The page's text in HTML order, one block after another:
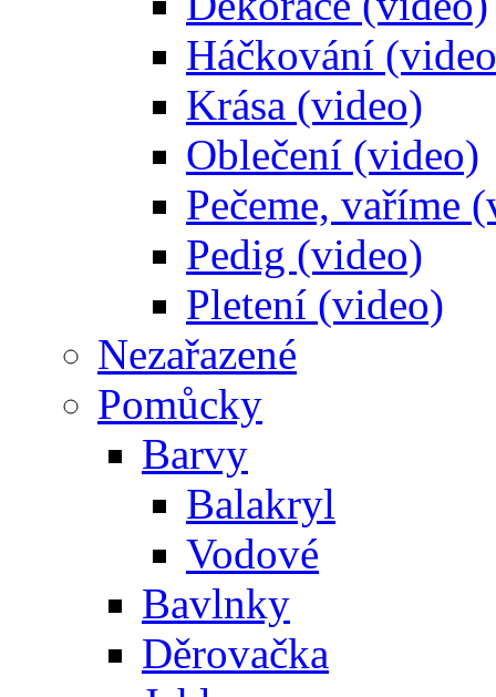
Háčkování
Krása (video)
Oblečení (video)
Pečeme, vaříme
Pedig (video)
Pletení (video)
Nezařazené
Pomůcky
Barvy
Balakryl
Vodové
Bavlnky
Děrovačka